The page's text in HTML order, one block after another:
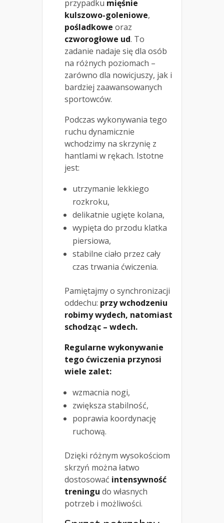
przypadku mięśnie
kulszowo-goleniowe,
pośladkowe oraz
czworogłowe ud. To
zadanie nadaje się dla osób
na różnych poziomach –
zarówno dla nowicjuszy, jak i
bardziej zaawansowanych
sportowców.
Podczas wykonywania tego
ruchu dynamicznie
wchodzimy na skrzynię z
hantlami w rękach. Istotne
jest:
utrzymanie lekkiego
rozkroku,
delikatnie ugięte kolana,
wypięta do przodu klatka
piersiowa,
stabilne ciało przez cały
czas trwania ćwiczenia.
Pamiętajmy o synchronizacji
oddechu: przy wchodzeniu
robimy wydech, natomiast
schodząc – wdech.
Regularne wykonywanie
tego ćwiczenia przynosi
wiele zalet:
wzmacnia nogi,
zwiększa stabilność,
poprawia koordynację
ruchową.
Dzięki różnym wysokościom
skrzyń można łatwo
dostosować intensywność
treningu do własnych
potrzeb i możliwości.